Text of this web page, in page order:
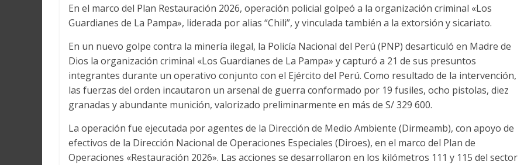
En el marco del Plan Restauración 2026, operación policial golpeó a la organización criminal «Los
Guardianes de La Pampa», liderada por alias “Chili”, y vinculada también a la extorsión y sicariato.
En un nuevo golpe contra la minería ilegal, la Policía Nacional del Perú (PNP) desarticuló en Madre de
Dios la organización criminal «Los Guardianes de La Pampa» y capturó a 21 de sus presuntos
integrantes durante un operativo conjunto con el Ejército del Perú. Como resultado de la intervención,
las fuerzas del orden incautaron un arsenal de guerra conformado por 19 fusiles, ocho pistolas, diez
granadas y abundante munición, valorizado preliminarmente en más de S/ 329 600.
La operación fue ejecutada por agentes de la Dirección de Medio Ambiente (Dirmeamb), con apoyo de
efectivos de la Dirección Nacional de Operaciones Especiales (Diroes), en el marco del Plan de
Operaciones «Restauración 2026». Las acciones se desarrollaron en los kilómetros 111 y 115 del sector